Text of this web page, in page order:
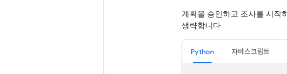
계획을 승인하고 조사를 시작
생략합니다.
Python 자바스크립트